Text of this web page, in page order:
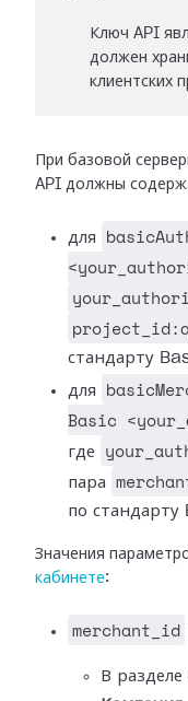
Ключ API
должен
клиентских
При базовой
API должны
для
стандарту
для
Basic
где
пара
по стандарту
Значения
кабинете:
merchant_id
В разделе